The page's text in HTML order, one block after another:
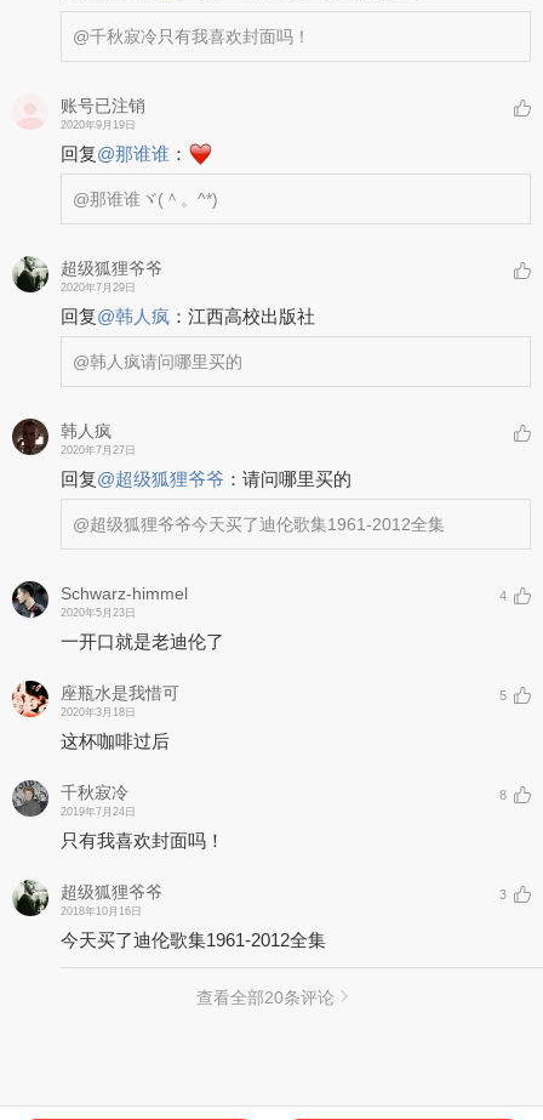
@千秋寂冷只有我喜欢封面吗！
账号已注销
2020年9月19日
回复@那谁谁 ：
@那谁谁 ヾ(＾。^*)
超级狐狸爷爷
2020年7月29日
回复@韩人疯 ： 江西高校出版社
@韩人疯请问哪里买的
韩人疯
2020年7月27日
回复@超级狐狸爷爷 ： 请问哪里买的
@超级狐狸爷爷今天买了迪伦歌集1961-2012全集
Schwarz-himmel
2020年5月23日
4
一开口就是老迪伦了
座瓶水是我惜可
2020年3月18日
5
这杯咖啡过后
千秋寂冷
2019年7月24日
8
只有我喜欢封面吗！
超级狐狸爷爷
2018年10月16日
3
今天买了迪伦歌集1961-2012全集
查看全部20条评论